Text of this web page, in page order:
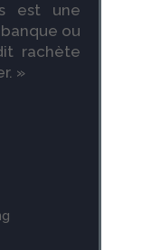
est une
ou
rachète
»